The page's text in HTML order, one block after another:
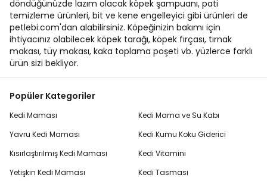
döndüğünüzde lazım olacak köpek şampuanı, pati
temizleme ürünleri, bit ve kene engelleyici gibi ürünleri de
petlebi.com'dan alabilirsiniz. Köpeğinizin bakımı için
ihtiyacınız olabilecek köpek tarağı, köpek fırçası, tırnak
makası, tüy makası, kaka toplama poşeti vb. yüzlerce farklı
ürün sizi bekliyor.
Popüler Kategoriler
Kedi Maması
Yavru Kedi Maması
Kısırlaştırılmış Kedi Maması
Yetişkin Kedi Maması
Kedi Mama ve Su Kabı
Kedi Kumu Koku Giderici
Kedi Vitamini
Kedi Tasması